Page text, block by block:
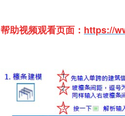
帮助视频观看页面 ： https://